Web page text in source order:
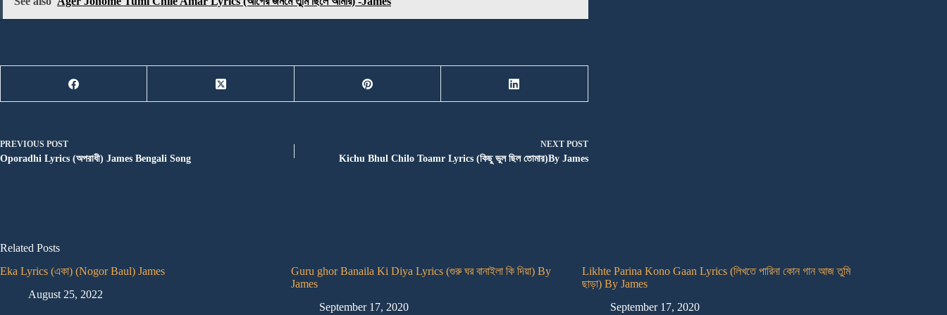
PREVIOUS POST
Oporadhi Lyrics (অপরাধী) James Bengali Song
NEXT POST
Kichu Bhul Chilo Toamr Lyrics (কিছু ভুল ছিল তোমার)By James
Related Posts
Eka Lyrics (একা) (Nogor Baul) James
August 25, 2022
Guru ghor Banaila Ki Diya Lyrics (গুরু ঘর বানাইলা কি দিয়া) By
James
September 17, 2020
Likhte Parina Kono Gaan Lyrics (লিখতে পারিনা কোন গান আজ তুমি
ছাড়া) By James
September 17, 2020